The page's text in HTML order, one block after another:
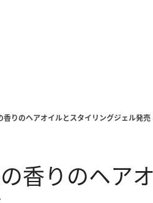
りのヘアオイルとスタイリングジェル発売
香りのヘア